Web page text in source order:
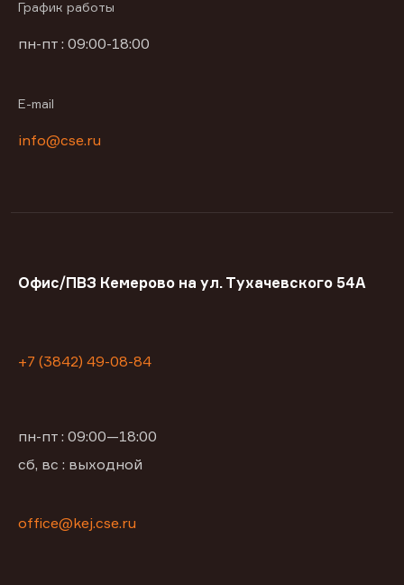
График работы
пн-пт : 09:00-18:00
E-mail
info@cse.ru
Офис/ПВЗ Кемерово на ул. Тухачевского 54А
+7 (3842) 49-08-84
пн-пт : 09:00—18:00
сб, вс : выходной
office@kej.cse.ru